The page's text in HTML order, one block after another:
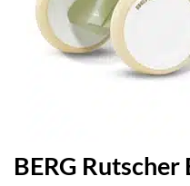
BERG Rutscher